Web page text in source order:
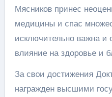
Мясников принес
медицины и спас
исключительно важна и
влияние на здоровье и
За свои достижения
награжден высшими